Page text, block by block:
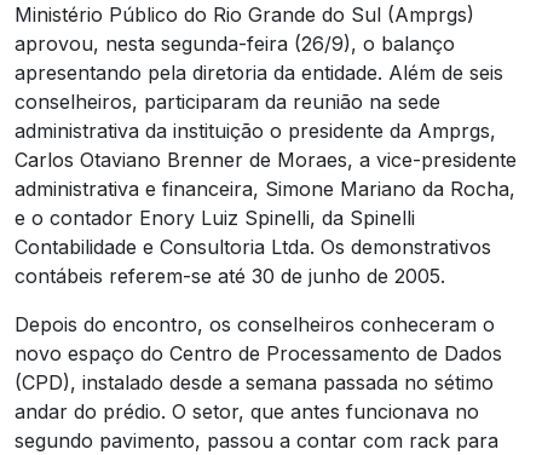
Ministério Público do Rio Grande do Sul (Amprgs)
aprovou, nesta segunda-feira (26/9), o balanço
apresentando pela diretoria da entidade. Além de seis
conselheiros, participaram da reunião na sede
administrativa da instituição o presidente da Amprgs,
Carlos Otaviano Brenner de Moraes, a vice-presidente
administrativa e financeira, Simone Mariano da Rocha,
e o contador Enory Luiz Spinelli, da Spinelli
Contabilidade e Consultoria Ltda. Os demonstrativos
contábeis referem-se até 30 de junho de 2005.
Depois do encontro, os conselheiros conheceram o
novo espaço do Centro de Processamento de Dados
(CPD), instalado desde a semana passada no sétimo
andar do prédio. O setor, que antes funcionava no
segundo pavimento, passou a contar com rack para